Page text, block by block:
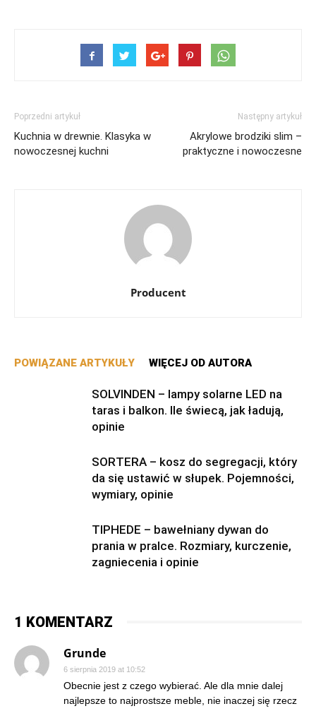
Poprzedni artykuł
Kuchnia w drewnie. Klasyka w
nowoczesnej kuchni
Następny artykuł
Akrylowe brodziki slim –
praktyczne i nowoczesne
Producent
POWIĄZANE ARTYKUŁY WIĘCEJ OD AUTORA
SOLVINDEN – lampy solarne LED na
taras i balkon. Ile świecą, jak ładują,
opinie
SORTERA – kosz do segregacji, który
da się ustawić w słupek. Pojemności,
wymiary, opinie
TIPHEDE – bawełniany dywan do
prania w pralce. Rozmiary, kurczenie,
zagniecenia i opinie
1 KOMENTARZ
Grunde
6 sierpnia 2019 at 10:52
Obecnie jest z czego wybierać. Ale dla mnie dalej
najlepsze to najprostsze meble, nie inaczej się rzecz